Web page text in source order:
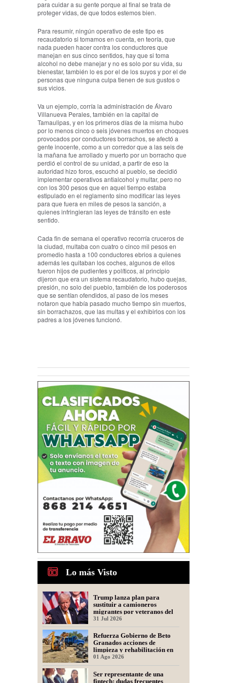
para cuidar a su gente porque al final se trata de
proteger vidas, de que todos estemos bien.
Para resumir, ningún operativo de este tipo es
recaudatorio si tomamos en cuenta, en teoría, que
nada pueden hacer contra los conductores que
manejan en sus cinco sentidos, hay que si toma
alcohol no debe manejar y no es solo por su vida, su
bienestar, también lo es por el de los suyos y por el de
personas que ninguna culpa tienen de sus gustos o
sus vicios.
Va un ejemplo, corría la administración de Álvaro
Villanueva Perales, también en la capital de
Tamaulipas, y en los primeros días de la misma hubo
por lo menos cinco o seis jóvenes muertos en choques
provocados por conductores borrachos, se afectó a
gente inocente, como a un corredor que a las seis de
la mañana fue arrollado y muerto por un borracho que
perdió el control de su unidad, a partir de eso la
autoridad hizo foros, escuchó al pueblo, se decidió
implementar operativos antialcohol y multar, pero no
con los 300 pesos que en aquel tiempo estaba
estipulado en el reglamento sino modificar las leyes
para que fuera en miles de pesos la sanción, a
quienes infringieran las leyes de tránsito en este
sentido.
Cada fin de semana el operativo recorría cruceros de
la ciudad, multaba con cuatro o cinco mil pesos en
promedio hasta a 100 conductores ebrios a quienes
además les quitaban los coches, algunos de ellos
fueron hijos de pudientes y políticos, al principio
dijeron que era un sistema recaudatorio, hubo quejas,
presión, no solo del pueblo, también de los poderosos
que se sentían ofendidos, al paso de los meses
notaron que había pasado mucho tiempo sin muertos,
sin borrachazos, que las multas y el exhibirlos con los
padres a los jóvenes funcionó.
Lo más Visto
Trump lanza plan para
sustituir a camioneros
migrantes por veteranos del
Ejército
31 Jul 2026
Refuerza Gobierno de Beto
Granados acciones de
limpieza y rehabilitación en
Los Presidentes
01 Ago 2026
Ser representante de una
fintech: dudas frecuentes